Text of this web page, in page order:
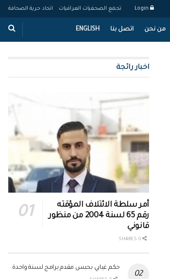
تجمع الصحفيات العراقيات اتحاد حرية الصحافة
من نحن اتصل بنا ENGLISH
اخبار رائجة
أمر سلطة الائتلاف المؤقته
رقم 65 لسنة 2004 من منظور
قانوني
حكم غيابي بحبس مقدم برامج لسنة واحدة